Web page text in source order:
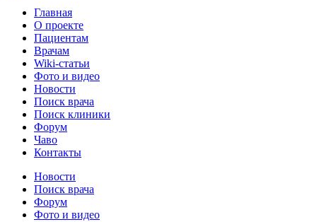
Главная
О проекте
Пациентам
Врачам
Wiki-статьи
Фото и видео
Новости
Поиск врача
Поиск клиники
Форум
Чаво
Контакты
Новости
Поиск врача
Форум
Фото и видео